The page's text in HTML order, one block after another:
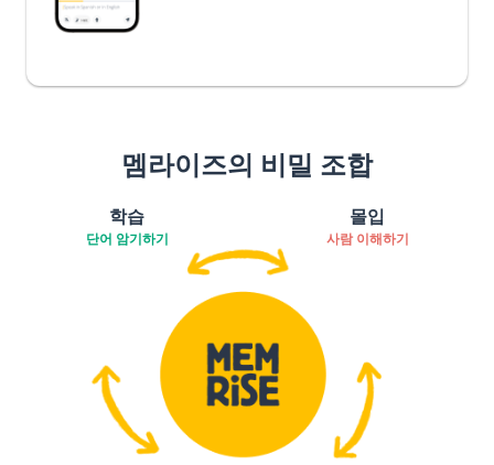
멤라이즈의 비밀 조합
학습
단어 암기하기
몰입
사람 이해하기